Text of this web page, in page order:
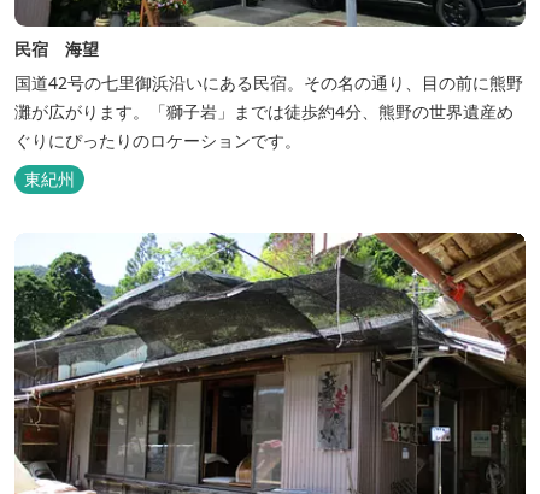
民宿 海望
国道42号の七里御浜沿いにある民宿。その名の通り、目の前に熊野
灘が広がります。「獅子岩」までは徒歩約4分、熊野の世界遺産め
ぐりにぴったりのロケーションです。
東紀州